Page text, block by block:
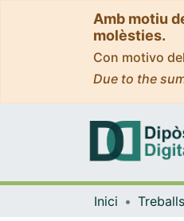
Amb motiu
molèsties.
Con motivo
Due to the
Inici